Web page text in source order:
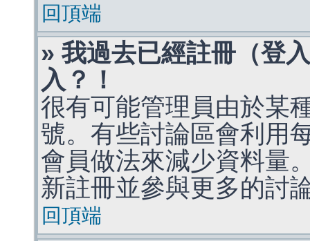
回頂端
» 我過去已經註冊（登
入？！
很有可能管理員由於某
號。有些討論區會利用
會員做法來減少資料量
新註冊並參與更多的討
回頂端